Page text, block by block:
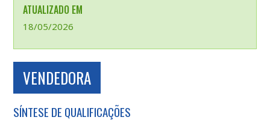
ATUALIZADO EM
18/05/2026
VENDEDORA
SÍNTESE DE QUALIFICAÇÕES